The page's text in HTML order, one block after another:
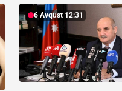
6 Avqust 12:31